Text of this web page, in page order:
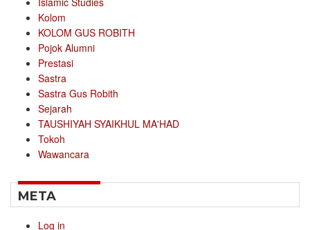
Kolom
KOLOM GUS ROBITH
Pojok Alumni
Prestasi
Sastra
Sastra Gus Robith
Sejarah
TAUSHIYAH SYAIKHUL MA'HAD
Tokoh
Wawancara
META
Log in